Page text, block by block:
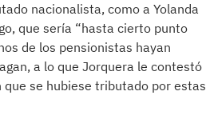
nacionalista, como a Yolanda
que sería “hasta cierto punto
de los pensionistas hayan
a lo que Jorquera le contestó
que se hubiese tributado por estas